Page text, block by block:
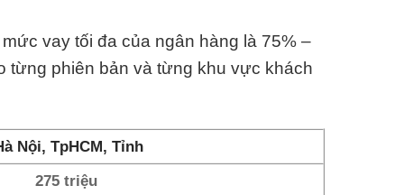
vay tối đa của ngân hàng là 75% –
từng phiên bản và từng khu vực khách
Nội, TpHCM, Tỉnh
275 triệu